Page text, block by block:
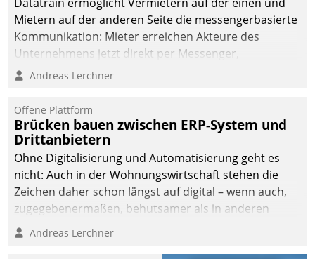
Mietern auf der anderen Seite die messengerbasierte
Kommunikation: Mieter erreichen Akteure des
Unternehmens jetzt direkt per Messenger,
Mitarbeiter oder Dienstleister empfangen oder
Andreas Lerchner
Offene Plattform
Brücken bauen zwischen ERP-System und
Drittanbietern
Ohne Digitalisierung und Automatisierung geht es
nicht: Auch in der Wohnungswirtschaft stehen die
Zeichen daher schon längst auf digital – wenn auch,
zugegebenermaßen, behutsamer als in anderen
Branchen.
Andreas Lerchner